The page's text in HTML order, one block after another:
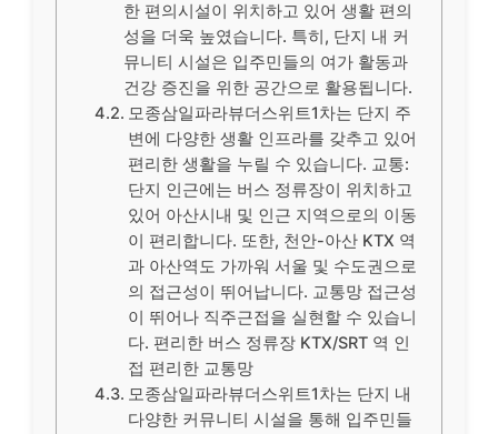
한 편의시설이 위치하고 있어 생활 편의
성을 더욱 높였습니다. 특히, 단지 내 커
뮤니티 시설은 입주민들의 여가 활동과
건강 증진을 위한 공간으로 활용됩니다.
모종삼일파라뷰더스위트1차는 단지 주
변에 다양한 생활 인프라를 갖추고 있어
편리한 생활을 누릴 수 있습니다. 교통:
단지 인근에는 버스 정류장이 위치하고
있어 아산시내 및 인근 지역으로의 이동
이 편리합니다. 또한, 천안-아산 KTX 역
과 아산역도 가까워 서울 및 수도권으로
의 접근성이 뛰어납니다. 교통망 접근성
이 뛰어나 직주근접을 실현할 수 있습니
다. 편리한 버스 정류장 KTX/SRT 역 인
접 편리한 교통망
모종삼일파라뷰더스위트1차는 단지 내
다양한 커뮤니티 시설을 통해 입주민들